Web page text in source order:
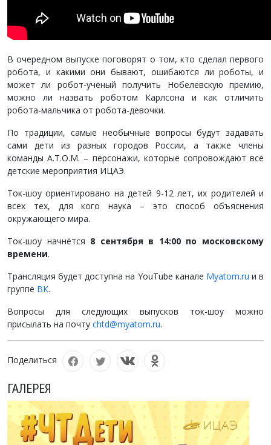
ГАЛЕРЕЯ
В очередном выпуске поговорят о том, кто сделал первого
робота, и какими они бывают, ошибаются ли роботы, и
может ли робот-учёный получить Нобелевскую премию,
можно ли назвать роботом Карлсона и как отличить
робота-мальчика от робота-девочки.
По традиции, самые необычные вопросы будут задавать
сами дети из разных городов России, а также члены
команды А.Т.О.М. – персонажи, которые сопровождают все
детские мероприятия ИЦАЭ.
Ток-шоу ориентировано на детей 9-12 лет, их родителей и
всех тех, для кого наука – это способ объяснения
окружающего мира.
Ток-шоу начнётся 8 сентября в 14:00 по московскому
времени.
Трансляция будет доступна на YouTube канале Myatom.ru и в
группе ВК.
Вопросы для следующих выпусков ток-шоу можно
присылать на почту chtd@myatom.ru.
Поделиться